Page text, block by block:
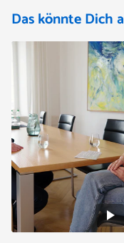
Das könnte Dich